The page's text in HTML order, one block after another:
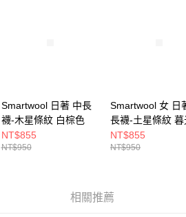
Smartwool 日著 中長
襪-木星條紋 白棕色
NT$855
NT$950
Smartwool 女 日
長襪-土星條紋 暮
NT$855
NT$950
相關推薦